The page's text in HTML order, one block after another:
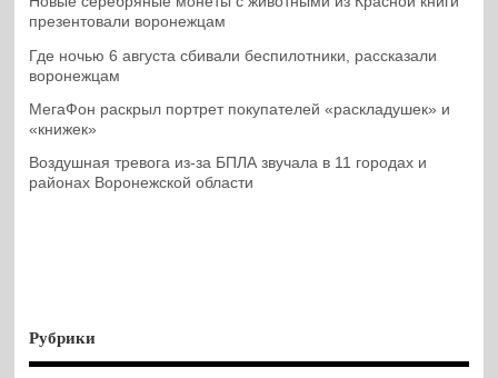
презентовали воронежцам
Где ночью 6 августа сбивали беспилотники, рассказали
воронежцам
МегаФон раскрыл портрет покупателей «раскладушек» и
«книжек»
Воздушная тревога из-за БПЛА звучала в 11 городах и
районах Воронежской области
Рубрики